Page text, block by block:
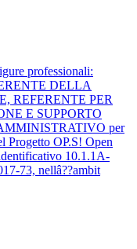
professionali:
DELLA
REFERENTE PER
E SUPPORTO
per
Progetto OP.S! Open
10.1.1A-
73, nellâ??ambit